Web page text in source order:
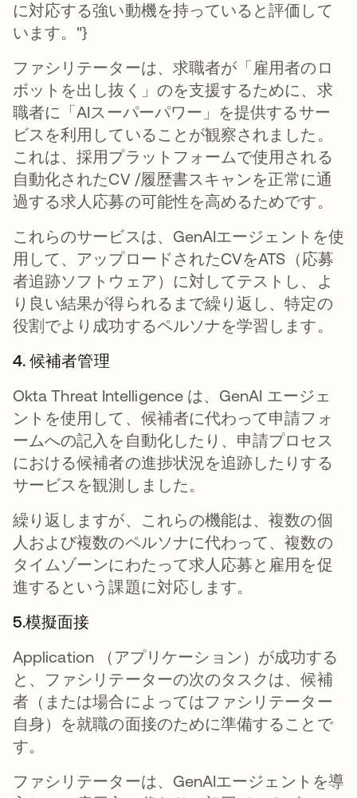
に対応する強い動機を持っていると評価して
います。"}
ファシリテーターは、求職者が「雇用者のロ
ボットを出し抜く」のを支援するために、求
職者に「AIスーパーパワー」を提供するサー
ビスを利用していることが観察されました。
これは、採用プラットフォームで使用される
自動化されたCV /履歴書スキャンを正常に通
過する求人応募の可能性を高めるためです。
これらのサービスは、GenAIエージェントを使
用して、アップロードされたCVをATS（応募
者追跡ソフトウェア）に対してテストし、よ
り良い結果が得られるまで繰り返し、特定の
役割でより成功するペルソナを学習します。
4. 候補者管理
Okta Threat Intelligence は、GenAI エージェ
ントを使用して、候補者に代わって申請フォ
ームへの記入を自動化したり、申請プロセス
における候補者の進捗状況を追跡したりする
サービスを観測しました。
繰り返しますが、これらの機能は、複数の個
人および複数のペルソナに代わって、複数の
タイムゾーンにわたって求人応募と雇用を促
進するという課題に対応します。
5.模擬面接
Application （アプリケーション）が成功する
と、ファシリテーターの次のタスクは、候補
者（または場合によってはファシリテーター
自身）を就職の面接のために準備することで
す。
ファシリテーターは、GenAIエージェントを導